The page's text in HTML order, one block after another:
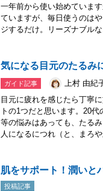
一年前から使い始めていま
ていますが、毎日使うのは
ジするだけ。リーズナブル
気になる目元のたるみ
ガイド記事
上村 由紀
目元に疲れを感じたら丁寧
トの1つだと思います。20
等の悩みはあっても、たる
人になるにつれ（と、まろ
肌をサポート！潤いと
投稿記事